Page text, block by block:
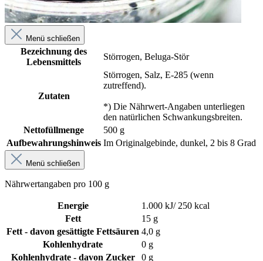
Menü schließen
Bezeichnung des
Lebensmittels
Störrogen, Beluga-Stör
Zutaten
Störrogen, Salz, E-285 (wenn
zutreffend).
*) Die Nährwert-Angaben unterliegen
den natürlichen Schwankungsbreiten.
Nettofüllmenge
500 g
Aufbewahrungshinweis Im Originalgebinde, dunkel, 2 bis 8 Grad
Menü schließen
Nährwertangaben pro 100 g
Energie
1.000 kJ/ 250 kcal
Fett
15 g
Fett - davon gesättigte Fettsäuren 4,0 g
Kohlenhydrate
0 g
Kohlenhydrate - davon Zucker
0 g